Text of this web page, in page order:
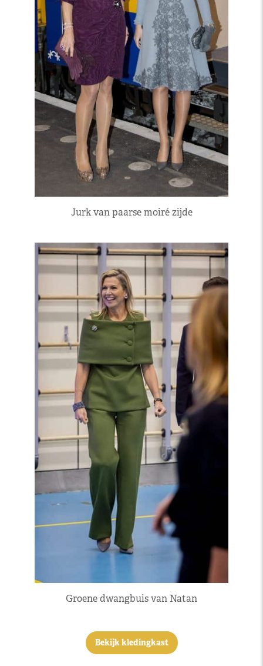
Jurk van paarse moiré zijde
Groene dwangbuis van Natan
Bekijk kledingkast